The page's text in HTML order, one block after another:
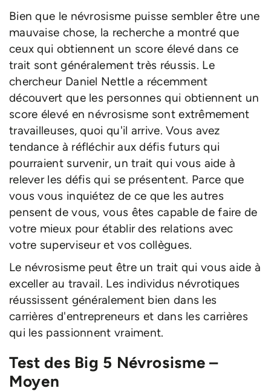
Bien que le névrosisme puisse sembler être une
mauvaise chose, la recherche a montré que
ceux qui obtiennent un score élevé dans ce
trait sont généralement très réussis. Le
chercheur Daniel Nettle a récemment
découvert que les personnes qui obtiennent un
score élevé en névrosisme sont extrêmement
travailleuses, quoi qu'il arrive. Vous avez
tendance à réfléchir aux défis futurs qui
pourraient survenir, un trait qui vous aide à
relever les défis qui se présentent. Parce que
vous vous inquiétez de ce que les autres
pensent de vous, vous êtes capable de faire de
votre mieux pour établir des relations avec
votre superviseur et vos collègues.
Le névrosisme peut être un trait qui vous aide à
exceller au travail. Les individus névrotiques
réussissent généralement bien dans les
carrières d'entrepreneurs et dans les carrières
qui les passionnent vraiment.
Test des Big 5 Névrosisme –
Moyen